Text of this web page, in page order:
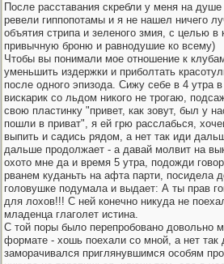
После расставания скребли у меня на
ревели гиппопотамы и я не нашел ничего
объятия стрипа и зеленого змия, с целью в
привычную броню и равнодушие ко всему)
Чтобы вы понимали мое отношение к
уменьшить издержки и приболтать
после одного эпизода. Сижу себе в 4 утра
вискарик со льдом никого не трогаю,
свою пластинку "привет, как зовут, был у
пошли в приват", я ей грю расслабься,
выпить и садись рядом, а нет так иди
дальше продолжает - а давай молвит на
охото мне да и время 5 утра, подожди
рванем куданьть на афта парти, посидела
головушке подумала и выдает: А ты прав
для лохов!!! С ней конечно никуда не
младенца глаголет истина.
С той поры было перепробовано довольно
формате - хошь поехали со мной, а нет
заморачивался приглянувшимся особям